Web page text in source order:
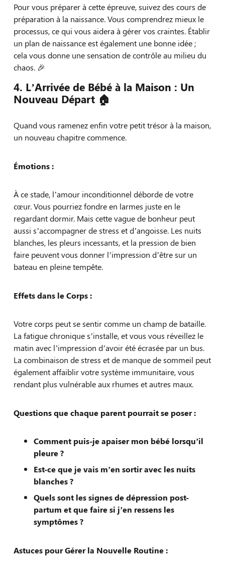
Pour vous préparer à cette épreuve, suivez des cours de
préparation à la naissance. Vous comprendrez mieux le
processus, ce qui vous aidera à gérer vos craintes. Établir
un plan de naissance est également une bonne idée ;
cela vous donne une sensation de contrôle au milieu du
chaos. 🎉
4. L’Arrivée de Bébé à la Maison : Un
Nouveau Départ 🏠
Quand vous ramenez enfin votre petit trésor à la maison,
un nouveau chapitre commence.
Émotions :
À ce stade, l’amour inconditionnel déborde de votre
cœur. Vous pourriez fondre en larmes juste en le
regardant dormir. Mais cette vague de bonheur peut
aussi s’accompagner de stress et d’angoisse. Les nuits
blanches, les pleurs incessants, et la pression de bien
faire peuvent vous donner l’impression d’être sur un
bateau en pleine tempête.
Effets dans le Corps :
Votre corps peut se sentir comme un champ de bataille.
La fatigue chronique s’installe, et vous vous réveillez le
matin avec l’impression d’avoir été écrasée par un bus.
La combinaison de stress et de manque de sommeil peut
également affaiblir votre système immunitaire, vous
rendant plus vulnérable aux rhumes et autres maux.
Questions que chaque parent pourrait se poser :
Comment puis-je apaiser mon bébé lorsqu’il
pleure ?
Est-ce que je vais m’en sortir avec les nuits
blanches ?
Quels sont les signes de dépression post-
partum et que faire si j’en ressens les
symptômes ?
Astuces pour Gérer la Nouvelle Routine :